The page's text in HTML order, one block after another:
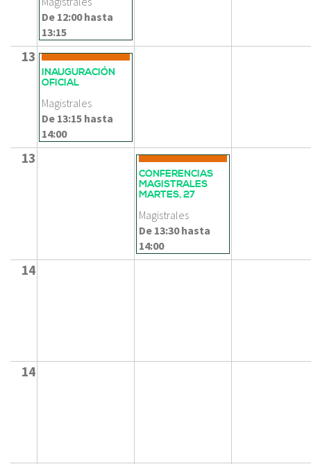
De 12:00hasta
13:15
13
INAUGURACIÓN
OFICIAL
Magistrales
De 13:15 hasta
14:00
13
CONFERENCIAS
MAGISTRALES
MARTES, 27
Magistrales
De 13:30hasta
14:00
14
14